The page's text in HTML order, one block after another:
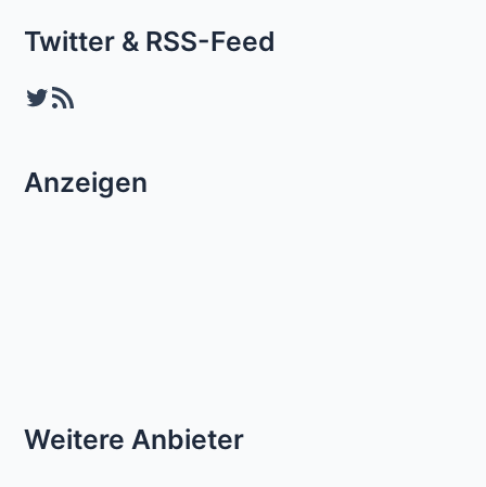
Twitter & RSS-Feed
Twitter RSS-Feed
Anzeigen
Weitere Anbieter